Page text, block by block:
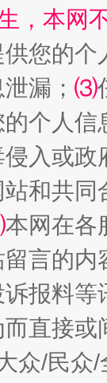
，本网
您的个
漏； ⑶
个人
入或
和共
本网在各
言的内
报料
直接
众/民